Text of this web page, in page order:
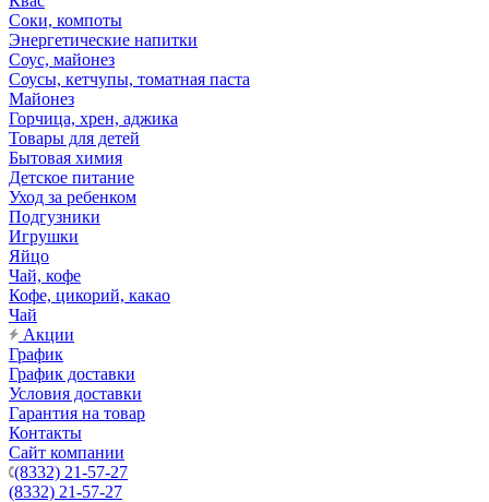
Соки, компоты
Энергетические напитки
Соус, майонез
Соусы, кетчупы, томатная паста
Майонез
Горчица, хрен, аджика
Товары для детей
Бытовая химия
Детское питание
Уход за ребенком
Подгузники
Игрушки
Яйцо
Чай, кофе
Кофе, цикорий, какао
Чай
Акции
График
График доставки
Условия доставки
Гарантия на товар
Контакты
Сайт компании
(8332) 21-57-27
(8332) 21-57-27